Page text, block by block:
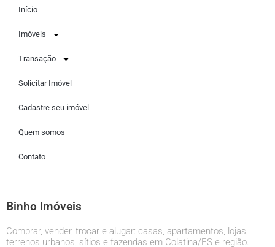
Início
Imóveis
Transação
Solicitar Imóvel
Cadastre seu imóvel
Quem somos
Contato
Binho Imóveis
Comprar, vender, trocar e alugar: casas, apartamentos, lojas,
terrenos urbanos, sítios e fazendas em Colatina/ES e região.